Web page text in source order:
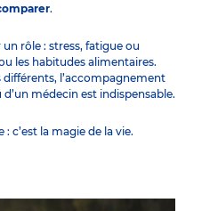
.
rôle : stress, fatigue ou
les habitudes alimentaires.
l’accompagnement
médecin est indispensable.
c’est la magie de la vie.